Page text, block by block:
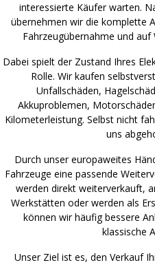
interessierte Käufer warten.
übernehmen wir die komplette
Fahrzeugübernahme und auf
Dabei spielt der Zustand Ihres
Rolle. Wir kaufen
Unfallschäden,
Akkuproblemen,
Kilometerleistung. Selbst nicht
uns
Durch unser europaweites
Fahrzeuge eine passende
werden direkt weiterverkauft,
Werkstätten oder werden als
können wir häufig bessere
klassische
Unser Ziel ist es, den Verkauf